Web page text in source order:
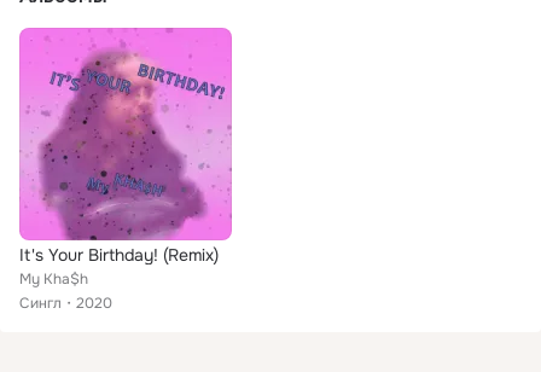
It's Your Birthday! (Remix)
My Kha$h
Сингл
2020